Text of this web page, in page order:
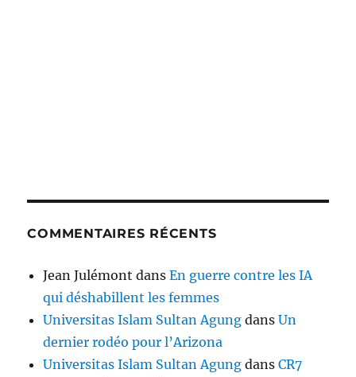
COMMENTAIRES RÉCENTS
Jean Julémont dansEn guerre contre les IA
qui déshabillent les femmes
Universitas Islam Sultan Agung dansUn
dernier rodéo pour l’Arizona
Universitas Islam Sultan Agung dansCR7